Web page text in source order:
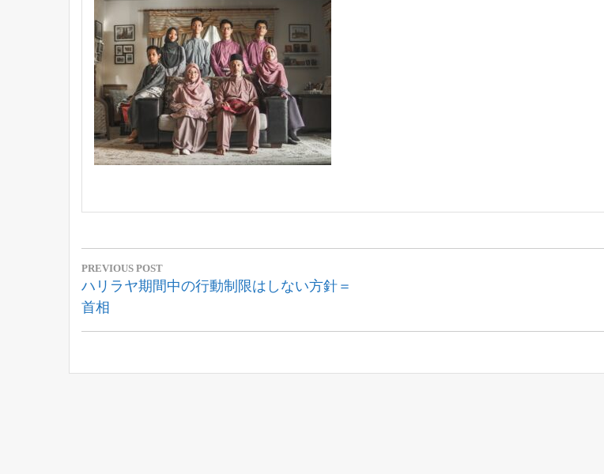
投
稿
ナ
ビ
PREVIOUS POST
Previous
Post:
ハリラヤ期間中の行動制限はしない方針＝
首相